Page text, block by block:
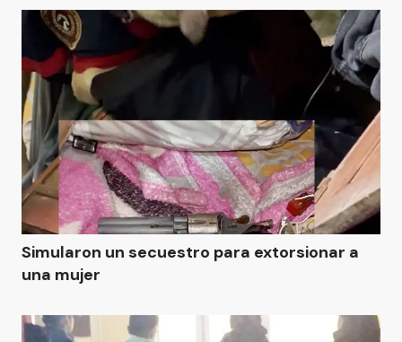
Simularon un secuestro para extorsionar a
una mujer